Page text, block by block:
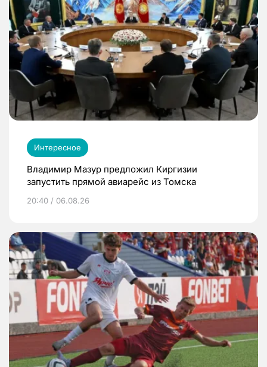
Интересное
Владимир Мазур предложил Киргизии
запустить прямой авиарейс из Томска
20:40 / 06.08.26